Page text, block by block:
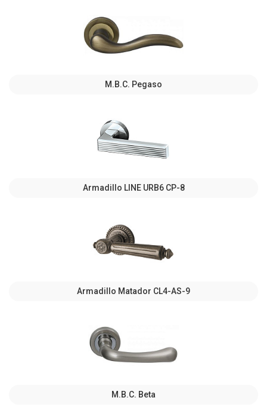
M.B.C. Pegaso
Armadillo LINE URB6 CP-8
Armadillo Matador CL4-AS-9
M.B.C. Beta